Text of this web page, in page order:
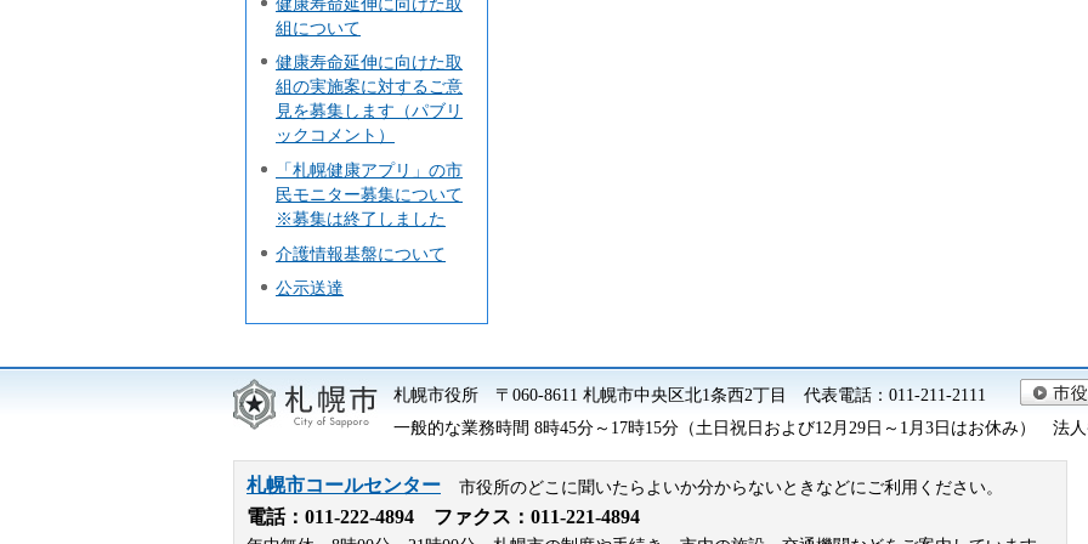
組について
健康寿命延伸に向けた取
組の実施案に対するご意
見を募集します（パブリ
ックコメント）
「札幌健康アプリ」の市
民モニター募集について
※募集は終了しました
介護情報基盤について
公示送達
札幌市役所 〒060-8611 札幌市中央区北1条西2丁目 代表電話：011-211-2111
一般的な業務時間 8時45分～17時15分（土日祝日および12月29日～1月3日はお休み） 法人
札幌市コールセンター 市役所のどこに聞いたらよいか分からないときなどにご利用ください。
電話： 011-222-4894 ファクス：011-221-4894